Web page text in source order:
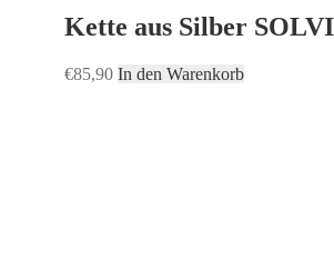
Kette aus Silber
€85,90 In den Warenkorb